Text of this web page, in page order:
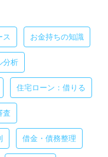
ス お金持ちの知識
分析
住宅ローン：借りる
査
借金・債務整理